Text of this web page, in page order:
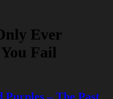
Ever
Fail
Purples – The Past